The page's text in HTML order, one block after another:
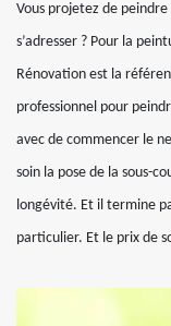
Vous projetez de
s’adresser ? Pour la
Rénovation est la
professionnel pour
avec de commencer le
soin la pose de la sous-
longévité. Et il termine
particulier. Et le prix de